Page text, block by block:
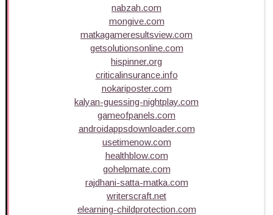
nabzah.com
mongive.com
matkagameresultsview.com
getsolutionsonline.com
hispinner.org
criticalinsurance.info
nokariposter.com
kalyan-guessing-nightplay.com
gameofpanels.com
androidappsdownloader.com
usetimenow.com
healthblow.com
gohelpmate.com
rajdhani-satta-matka.com
writerscraft.net
elearning-childprotection.com